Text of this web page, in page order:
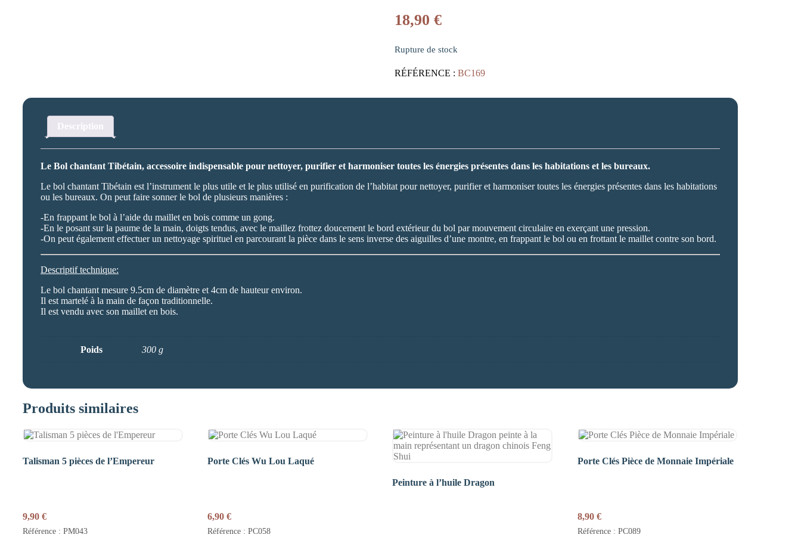
18,90 €
Rupture de stock
RÉFÉRENCE : BC169
Description
Le Bol chantant Tibétain, accessoire indispensable pour nettoyer, purifier et harmoniser toutes les énergies présentes dans les habitations et les bureaux.
Le bol chantant Tibétain est l’instrument le plus utile et le plus utilisé en purification de l’habitat pour nettoyer, purifier et harmoniser toutes les énergies présentes dans les habitations
ou les bureaux. On peut faire sonner le bol de plusieurs manières :
-En frappant le bol à l’aide du maillet en bois comme un gong.
-En le posant sur la paume de la main, doigts tendus, avec le maillez frottez doucement le bord extérieur du bol par mouvement circulaire en exerçant une pression.
-On peut également effectuer un nettoyage spirituel en parcourant la pièce dans le sens inverse des aiguilles d’une montre, en frappant le bol ou en frottant le maillet contre son bord.
Descriptif technique:
Le bol chantant mesure 9.5cm de diamètre et 4cm de hauteur environ.
Il est martelé à la main de façon traditionnelle.
Il est vendu avec son maillet en bois.
Poids 300 g
Produits similaires
Talisman 5 pièces de l’Empereur
9,90 €
Référence : PM043
Porte Clés Wu Lou Laqué
6,90€
Référence : PC058
Peinture à l’huile Dragon
Porte Clés Pièce de Monnaie Impériale
8,90 €
Référence : PC089